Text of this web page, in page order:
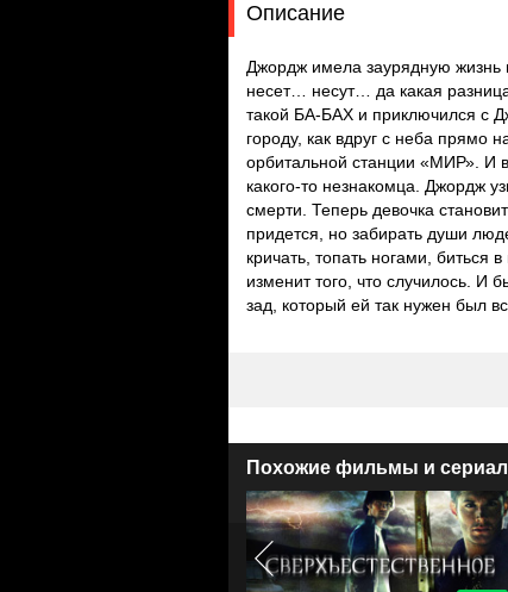
Описание
Джордж имела заурядную жизнь
несет… несут… да какая
такой БА-БАХ и приключился с
городу, как вдруг с неба прямо
орбитальной станции «МИР». И
какого-то незнакомца. Джордж
смерти. Теперь девочка
придется, но забирать души
кричать, топать ногами,
изменит того, что случилось. И
зад, который ей так нужен был
Похожие фильмы и